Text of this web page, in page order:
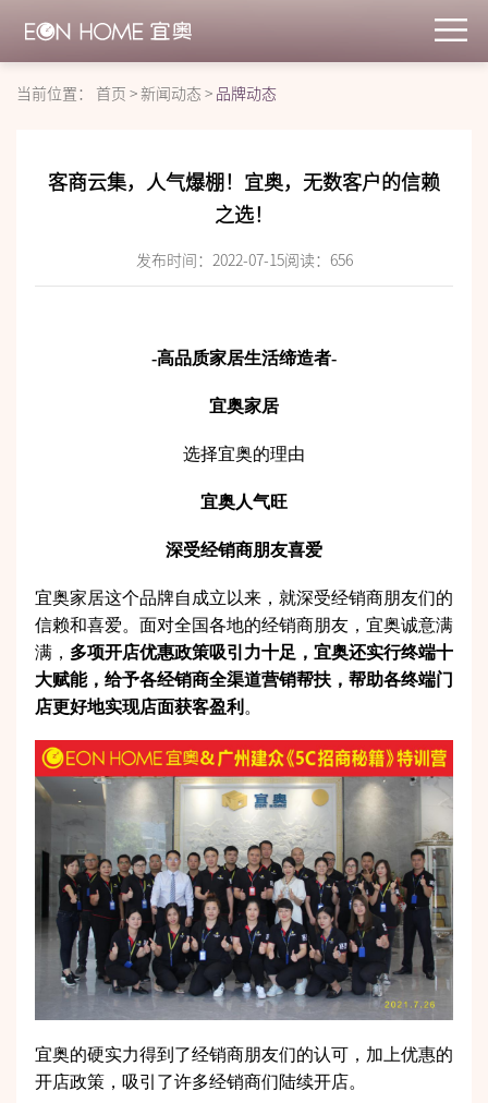
当前位置： 首页 >新闻动态 > 品牌动态
客商云集，人气爆棚！宜奥，无数客户的信赖
之选！
发布时间：2022-07-15阅读： 656
-高品质家居生活缔造者-
宜奥家居
选择宜奥的理由
宜奥人气旺
深受经销商朋友喜爱
宜奥家居这个品牌自成立以来，就深受经销商朋友们的
信赖和喜爱。面对全国各地的经销商朋友，宜奥诚意满
满， 多项开店优惠政策吸引力十足，宜奥还实行终端十
大赋能，给予各经销商全渠道营销帮扶，帮助各终端门
店更好地实现店面获客盈利 。
宜奥的硬实力得到了经销商朋友们的认可，加上优惠的
开店政策，吸引了许多经销商们陆续开店。